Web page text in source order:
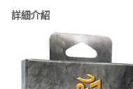
詳細介紹